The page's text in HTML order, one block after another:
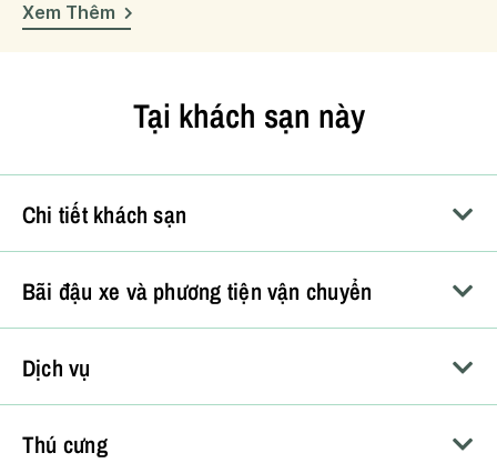
Xem Thêm
Tại khách sạn này
Chi tiết khách sạn
Bãi đậu xe và phương tiện vận chuyển
Dịch vụ
Thú cưng